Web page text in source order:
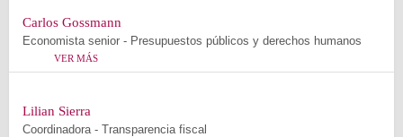
Carlos Gossmann
Economista senior - Presupuestos públicos y derechos humanos
VER MÁS
Lilian Sierra
Coordinadora - Transparencia fiscal